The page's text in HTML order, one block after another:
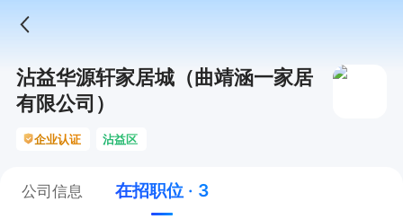
沾益华源轩家居城（曲靖涵一家居
有限公司）
企业认证 沾益区
公司信息 在招职位 · 3